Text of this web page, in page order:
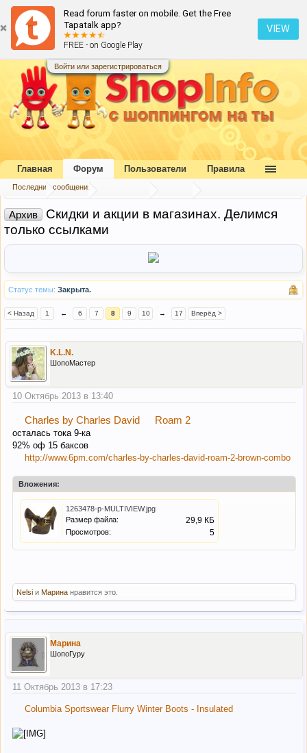
Read forum faster on mobile. Get the Free
Tapatalk app?
FREE - on Google Play
VIEW
Войти или зарегистрироваться
Главная Форум
Архив
Скидки и акции в магазинах. Делимся
только ссылками
Статус темы: Закрыта.
< Назад 1 ← 6 7 8 9 10 → 17 Вперёд >
K.L.N.
ШопоМастер
10 Октябрь 2013 в 13:40
Charles by Charles David Roam 2
осталась тока 9-ка
92% оф 15 баксов
http://www.6pm.com/charles-by-charles-david-roam-2-brown-combo
Вложения:
1263478-p-MULTIVIEW.jpg
Размер файла:
29,9 КБ
Просмотров: 5
Nelsi и Марина нравится это.
Марина
ШопоГуру
11 Октябрь 2013 в 17:23
Columbia Sportswear Flurry Winter Boots - Insulated
Главная Форум
Последние сообщения
Пользователи Правила